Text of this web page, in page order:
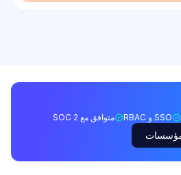
SSO و RBAC متوافق مع SOC 2